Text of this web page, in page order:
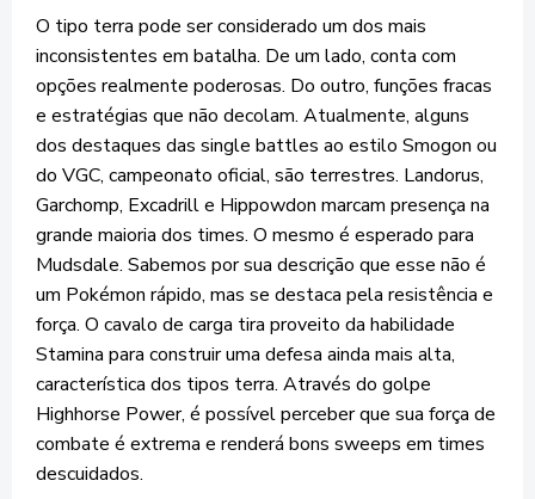
O tipo terra pode ser considerado um dos mais
inconsistentes em batalha. De um lado, conta com
opções realmente poderosas. Do outro, funções fracas
e estratégias que não decolam. Atualmente, alguns
dos destaques das single battles ao estilo Smogon ou
do VGC, campeonato oficial, são terrestres. Landorus,
Garchomp, Excadrill e Hippowdon marcam presença na
grande maioria dos times. O mesmo é esperado para
Mudsdale. Sabemos por sua descrição que esse não é
um Pokémon rápido, mas se destaca pela resistência e
força. O cavalo de carga tira proveito da habilidade
Stamina para construir uma defesa ainda mais alta,
característica dos tipos terra. Através do golpe
Highhorse Power, é possível perceber que sua força de
combate é extrema e renderá bons sweeps em times
descuidados.